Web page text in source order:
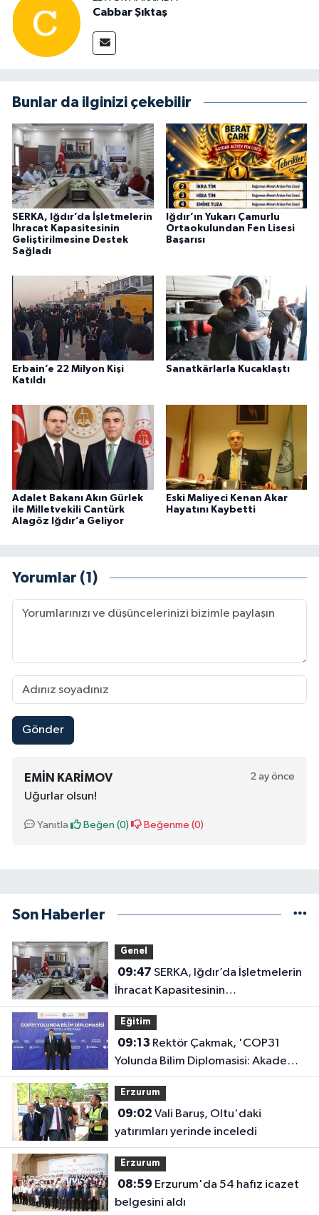
Cabbar Şıktaş
Bunlar da ilginizi çekebilir
SERKA, Iğdır’da İşletmelerin
İhracat Kapasitesinin
Geliştirilmesine Destek
Sağladı
Iğdır’ın Yukarı Çamurlu
Ortaokulundan Fen Lisesi
Başarısı
Erbain’e 22 Milyon Kişi
Katıldı
Sanatkârlarla Kucaklaştı
Adalet Bakanı Akın Gürlek
ile Milletvekili Cantürk
Alagöz Iğdır’a Geliyor
Eski Maliyeci Kenan Akar
Hayatını Kaybetti
Yorumlar (1)
Gönder
EMIN KARIMOV 2 ay önce
Uğurlar olsun!
Yanıtla Beğen (0) Beğenme (0)
Son Haberler
Genel
09:47
İhracat Kapasitesinin
Geliştirilmesine Destek Sağladı
Eğitim
09:13
Yolunda Bilim Diplomasisi: Akademi
Lansmanı' Programına Katıldı
Erzurum
09:02
yatırımları yerinde inceledi
Erzurum
08:59
belgesini aldı